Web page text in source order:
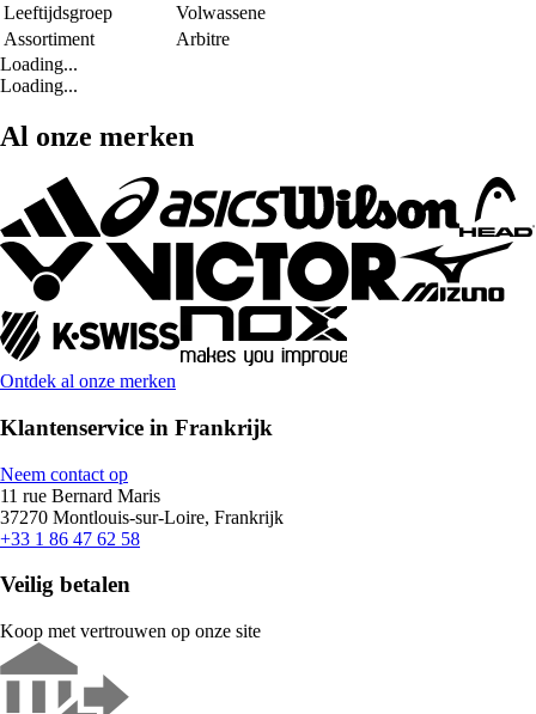
Leeftijdsgroep
Volwassene
Assortiment
Arbitre
Loading...
Loading...
Al onze merken
Ontdek al onze merken
Klantenservice in Frankrijk
Neem contact op
11 rue Bernard Maris
37270 Montlouis-sur-Loire, Frankrijk
+33 1 86 47 62 58
Veilig betalen
Koop met vertrouwen op onze site